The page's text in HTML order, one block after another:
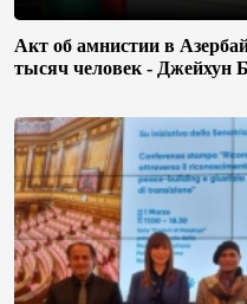
Акт об амнистии в
тысяч человек - Джейхун